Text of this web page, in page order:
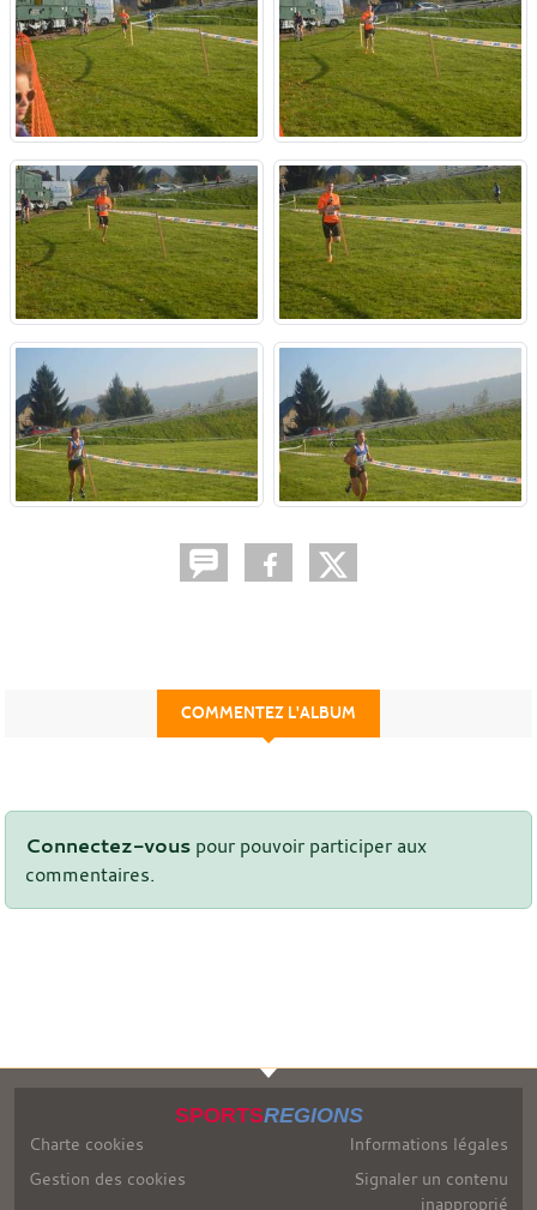
COMMENTEZ L'ALBUM
Connectez-vous pour pouvoir participer aux
commentaires.
SPORTSREGIONS
Charte cookies
Gestion des cookies
Informations légales
Signaler un contenu
inapproprié